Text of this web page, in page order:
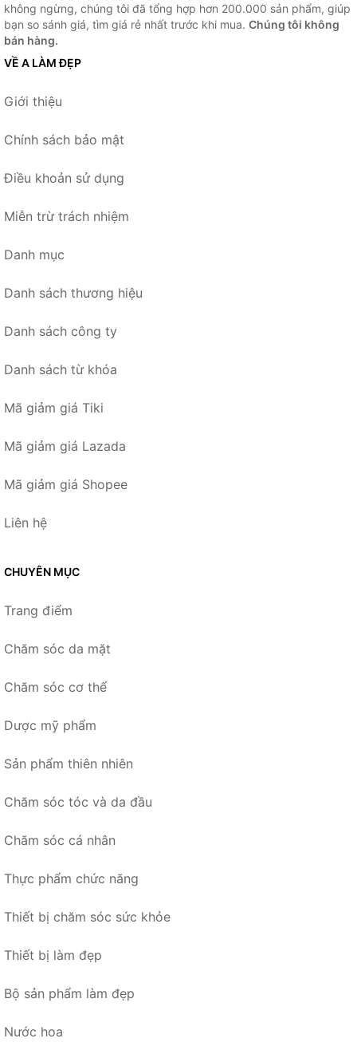
không ngừng, chúng tôi đã tổng hợp hơn 200.000 sản phẩm, giúp
bạn so sánh giá, tìm giá rẻ nhất trước khi mua. Chúng tôi không
bán hàng.
VỀ A LÀM ĐẸP
Giới thiệu
Chính sách bảo mật
Điều khoản sử dụng
Miễn trừ trách nhiệm
Danh mục
Danh sách thương hiệu
Danh sách công ty
Danh sách từ khóa
Mã giảm giá Tiki
Mã giảm giá Lazada
Mã giảm giá Shopee
Liên hệ
CHUYÊN MỤC
Trang điểm
Chăm sóc da mặt
Chăm sóc cơ thể
Dược mỹ phẩm
Sản phẩm thiên nhiên
Chăm sóc tóc và da đầu
Chăm sóc cá nhân
Thực phẩm chức năng
Thiết bị chăm sóc sức khỏe
Thiết bị làm đẹp
Bộ sản phẩm làm đẹp
Nước hoa